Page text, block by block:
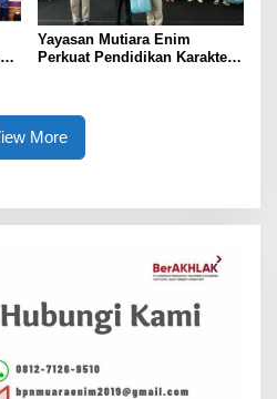
Yayasan Mutiara Enim
Perkuat Pendidikan Karakter,
More